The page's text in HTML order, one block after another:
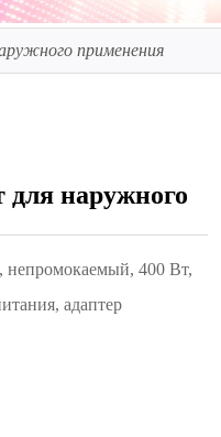
применения
для наружного
непромокаемый, 400 Вт,
адаптер